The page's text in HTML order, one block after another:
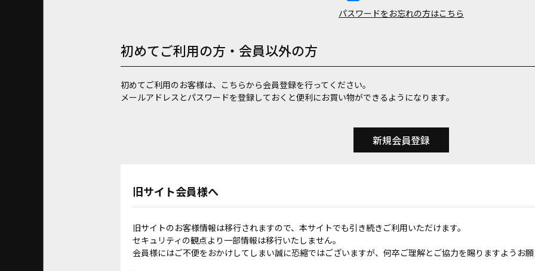
パスワードをお忘れの方はこちら
初めてご利用の方・会員以外の方
初めてご利用のお客様は、こちらから会員登録を行ってください。
メールアドレスとパスワードを登録しておくと便利にお買い物ができるようになります。
旧サイト会員様へ
旧サイトのお客様情報は移行されますので、本サイトでも引き続きご利用いただけます。
セキュリティの観点より一部情報は移行いたしません。
会員様にはご不便をおかけしてしまい誠に恐縮ではございますが、何卒ご理解とご協力を賜りますようお